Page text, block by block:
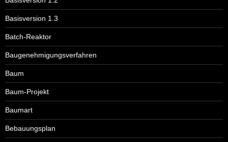
Basisversion 1.3
Batch-Reaktor
Baugenehmigungsverfahren
Baum
Baum-Projekt
Baumart
Bebauungsplan